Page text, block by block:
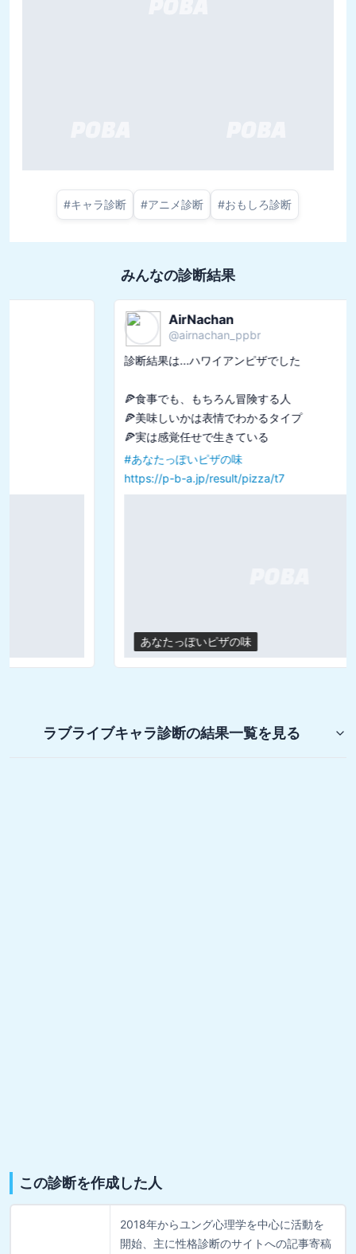
#キャラ診断 #アニメ診断 #おもしろ診断
みんなの診断結果
AirNachan
airnachan_ppbr
診断結果は...ハワイアンピザでした
🍕食事でも、もちろん冒険する人
🍕美味しいかは表情でわかるタイプ
🍕実は感覚任せで生きている
あなたっぽいピザの味
https://p-b-a.jp/result/pizza/t7
あなたっぽいピザの味
ラブライブキャラ診断の結果一覧を見る
この診断を作成した人
2018年からユング心理学を中心に活動を
開始、主に性格診断のサイトへの記事寄稿